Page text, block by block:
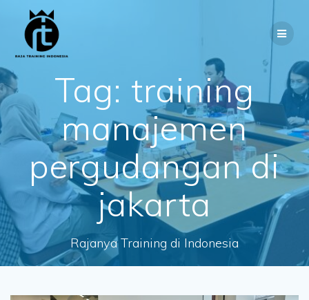
Tag: training
manajemen
pergudangan di
jakarta
Rajanya Training di Indonesia